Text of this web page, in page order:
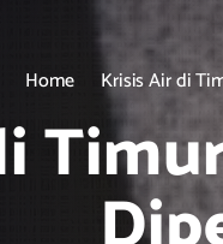
Home Krisis Air di